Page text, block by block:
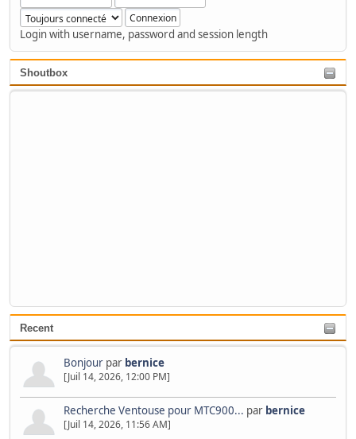
Login with username, password and session length
Shoutbox
Recent
Bonjour par bernice
[Juil 14, 2026, 12:00 PM]
Recherche Ventouse pour MTC900... par bernice
[Juil 14, 2026, 11:56 AM]